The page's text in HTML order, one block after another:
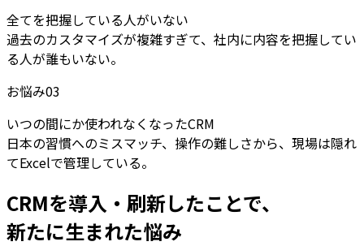
全てを把握している人がいない
過去のカスタマイズが複雑すぎて、社内に内容を把握してい
る人が誰もいない。
お悩み03
いつの間にか使われなくなったCRM
日本の習慣へのミスマッチ、操作の難しさから、現場は隠れ
てExcelで管理している。
CRMを導入・刷新したことで、
新たに生まれた悩み